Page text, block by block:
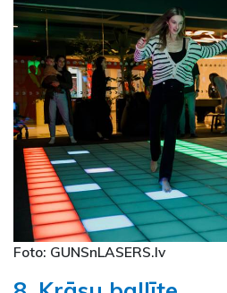
Foto: GUNSnLASERS.lv